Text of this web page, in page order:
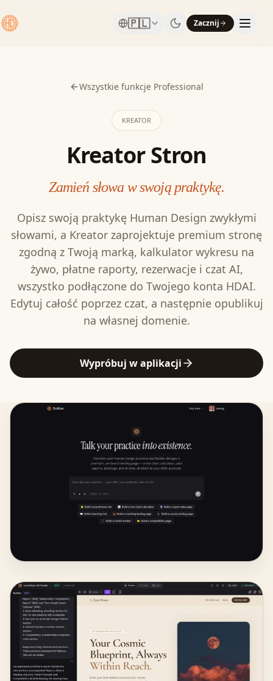
🇵🇱 Zacznij
Wszystkie funkcje Professional
KREATOR
Kreator Stron
Zamień słowa w swoją praktykę.
Opisz swoją praktykę Human Design zwykłymi
słowami, a Kreator zaprojektuje premium stronę
zgodną z Twoją marką, kalkulator wykresu na
żywo, płatne raporty, rezerwacje i czat AI,
wszystko podłączone do Twojego konta HDAI.
Edytuj całość poprzez czat, a następnie opublikuj
na własnej domenie.
Wypróbuj w aplikacji